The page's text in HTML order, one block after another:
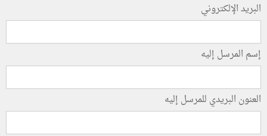
البريد الإلكتروني
إسم المرسل إليه
العنون البريدي للمرسل إليه